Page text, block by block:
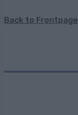
Back to Frontpage